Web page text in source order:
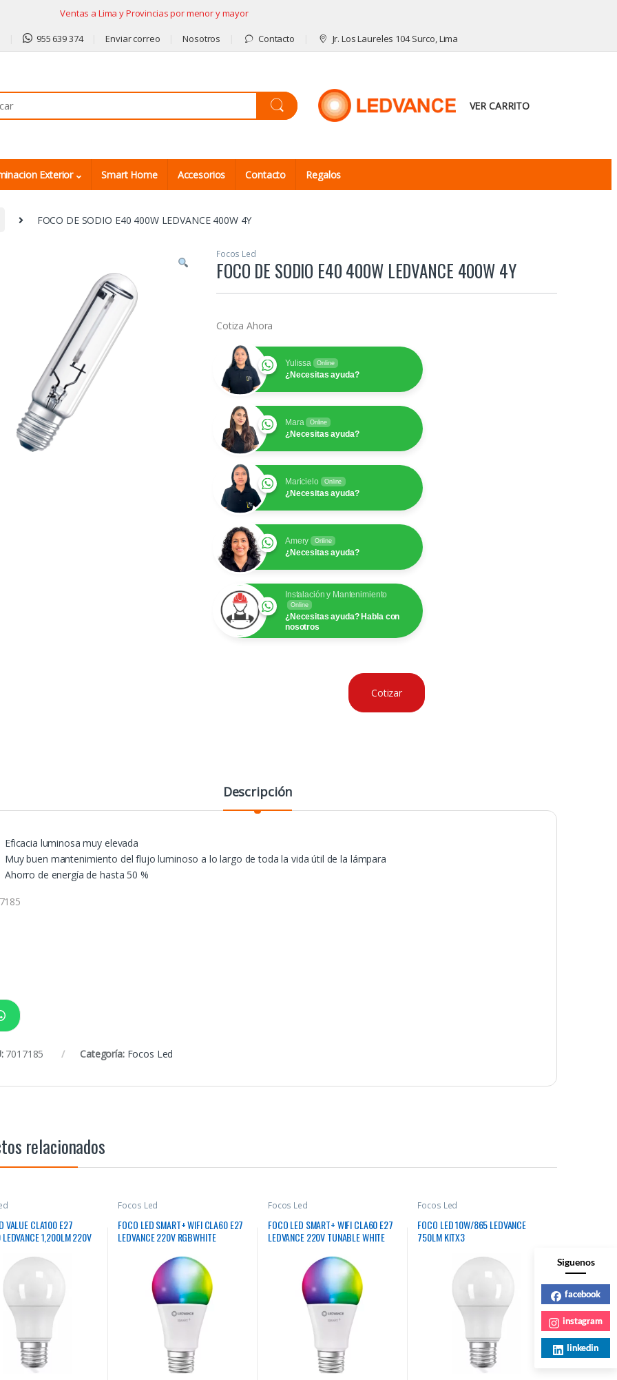
Ventas a Lima y Provincias por menor y mayor
955 639 374 Enviar correo Nosotros Contacto Jr. Los Laureles 104 Surco, Lima
VER CARRITO
Exterior Smart Home Accesorios Contacto Regalos
FOCO DE SODIO E40 400W LEDVANCE 400W 4Y
Focos Led
FOCO DE SODIO E40 400W LEDVANCE 400W 4Y
Cotiza Ahora
Yulissa Online
¿Necesitas ayuda?
Mara Online
¿Necesitas ayuda?
Maricielo Online
¿Necesitas ayuda?
Amery Online
¿Necesitas ayuda?
Instalación y Mantenimiento
Online
¿Necesitas ayuda? Habla con
nosotros
Cotizar
Descripción
Eficacia luminosa muy elevada
Muy buen mantenimiento del flujo luminoso a lo largo de toda la vida útil de la lámpara
Ahorro de energía de hasta 50 %
7017185 Categoría: Focos Led
relacionados
VALUE CLA100 E27
1,200LM 220V
Focos Led
FOCO LED SMART+ WIFI CLA60 E27
LEDVANCE 220V RGBWHITE
Focos Led
FOCO LED SMART+ WIFI CLA60 E27
LEDVANCE 220V TUNABLE WHITE
Focos Led
FOCO LED 10W/865 LEDVANCE
750LM KITX3
Siguenos
facebook
instagram
linkedin